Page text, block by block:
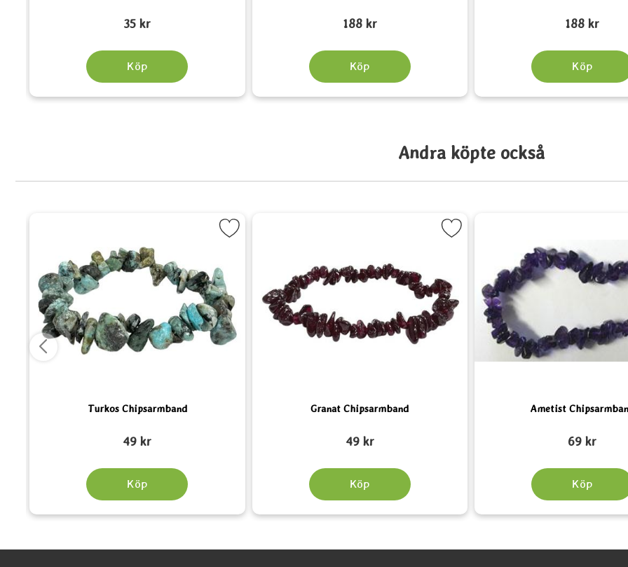
35 kr
Köp
188 kr
Köp
188 kr
Köp
Andra köpte också
Turkos Chipsarmband
49 kr
Köp
Markera Turkos Chipsarmband som favorit
Granat Chipsarmband
49 kr
Köp
Markera Granat Chipsarmband som favorit
Ametist
69 kr
Köp
Markera